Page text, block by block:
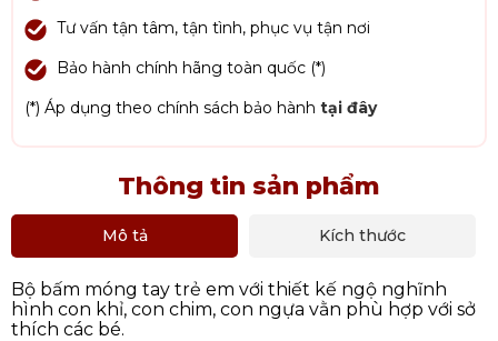
Tư vấn tận tâm, tận tình, phục vụ tận nơi
Bảo hành chính hãng toàn quốc (*)
(*) Áp dụng theo chính sách bảo hành tại đây
Thông tin sản phẩm
Mô tả Kích thước
Bộ bấm móng tay trẻ em với thiết kế ngộ nghĩnh
hình con khỉ, con chim, con ngựa vằn phù hợp với sở
thích các bé.